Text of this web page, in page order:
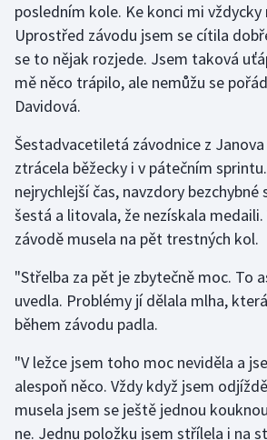
Motorsport
Olympijské hry
Parasport
Plavání
Plážový volejbal
Ragby
Rychlobruslení
Rychlostní kanoistika
Short track
Sportovní střelba
posledním kole. Ke konci mi vždycky
Uprostřed závodu jsem se cítila
se to nějak rozjede. Jsem taková
mě něco trápilo, ale nemůžu se
Davidová.
Šestadvacetiletá závodnice z
ztrácela běžecky i v pátečním
nejrychlejší čas, navzdory
šestá a litovala, že nezískala
závodě musela na pět trestných kol.
"Střelba za pět je zbytečně moc. To
uvedla. Problémy jí dělala mlha,
během závodu padla.
"V ležce jsem toho moc neviděla a
alespoň něco. Vždy když jsem
musela jsem se ještě jednou
ne. Jednu položku jsem střílela i na